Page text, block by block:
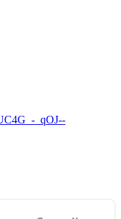
_qOJ--